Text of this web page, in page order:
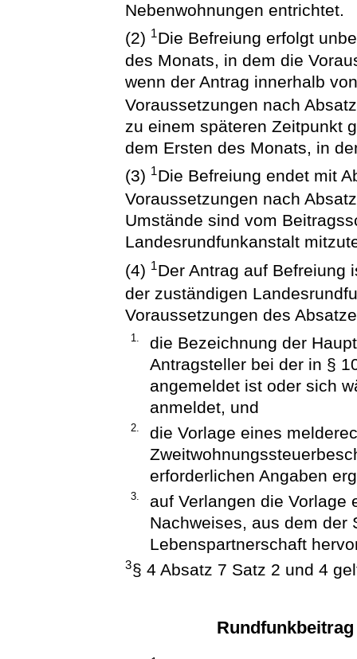
Nebenwohnungen entrichtet.
(2) 1Die Befreiung erfolgt
des Monats, in dem die
wenn der Antrag innerhalb
Voraussetzungen nach
zu einem späteren Zeitpunkt
dem Ersten des Monats, in
(3) 1Die Befreiung endet mit
Voraussetzungen nach
Umstände sind vom
Landesrundfunkanstalt
(4) 1Der Antrag auf Befreiung
der zuständigen
Voraussetzungen des
1.
die Bezeichnung der
Antragsteller bei der in §
angemeldet ist oder sich
anmeldet, und
2.
die Vorlage eines
erforderlichen Angaben
3.
auf Verlangen die Vorlage
Nachweises, aus dem der
Lebenspartnerschaft
3§ 4 Absatz 7 Satz 2 und 4